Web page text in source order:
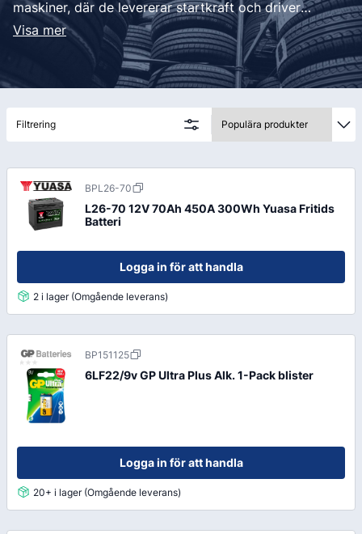
maskiner, där de levererar startkraft och driver
elektriska system som belysning, styrning och
elektronik. För professionella verkstäder är tillförlitliga
batterier avgörande för att säkerställa drift och
undvika onödiga stillestånd. Hos oss hittar du
bilbatterier, småbatterier och startboosters.
Visa mer
Filtrering
BPL26-70
L26-70 12V 70Ah 450A 300Wh Yuasa Fritids
Batteri
Logga in för att handla
2 i lager (Omgående leverans)
BP151125
6LF22/9v GP Ultra Plus Alk. 1-Pack blister
Logga in för att handla
20+ i lager (Omgående leverans)